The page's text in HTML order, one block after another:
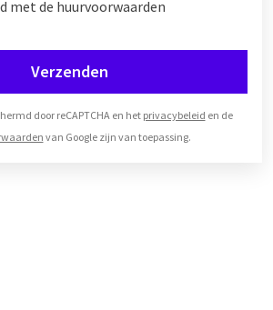
met de huurvoorwaarden
Verzenden
door reCAPTCHA en het privacybeleid en de
van Google zijn van toepassing.